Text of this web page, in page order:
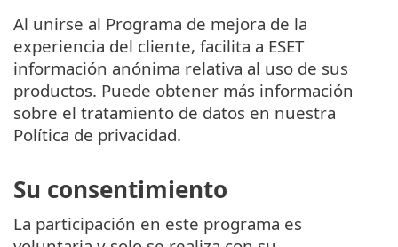
Al unirse al Programa de mejora de la
experiencia del cliente, facilita a ESET
información anónima relativa al uso de sus
productos. Puede obtener más información
sobre el tratamiento de datos en nuestra
Política de privacidad.
Su consentimiento
La participación en este programa es